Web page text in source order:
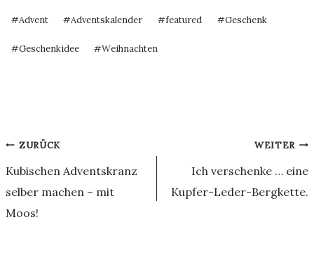
Schlagworte:
#Advent #Adventskalender #featured #Geschenk
#Geschenkidee #Weihnachten
Beitragsnavigation
ZURÜCK
Kubischen Adventskranz
selber machen – mit
Moos!
WEITER
Ich verschenke … eine
Kupfer-Leder-Bergkette.